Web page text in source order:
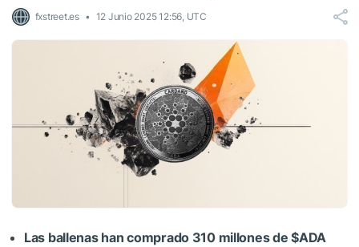
fxstreet.es 12 Junio 2025 12:56, UTC
Las ballenas han comprado 310 millones de$ADA